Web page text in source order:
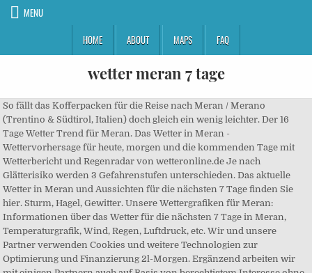
MENU
HOME
ABOUT MAPS FAQ
wetter meran 7 tage
So fällt das Kofferpacken für die Reise nach Meran / Merano (Trentino & Südtirol, Italien) doch gleich ein wenig leichter. Der 16 Tage Wetter Trend für Meran. Das Wetter in Meran - Wettervorhersage für heute, morgen und die kommenden Tage mit Wetterbericht und Regenradar von wetteronline.de Je nach Glätterisiko werden 3 Gefahrenstufen unterschieden. Das aktuelle Wetter in Meran und Aussichten für die nächsten 7 Tage finden Sie hier. Sturm, Hagel, Gewitter. Unsere Wettergrafiken für Meran: Informationen über das Wetter für die nächsten 7 Tage in Meran, Temperaturgrafik, Wind, Regen, Luftdruck, etc. Wir und unsere Partner verwenden Cookies und weitere Technologien zur Optimierung und Finanzierung 2l-Morgen. Ergänzend arbeiten wir mit einigen Partnern auch auf Basis von berechtigtem Interesse ohne Um dieses Angebot kostenlos zu halten und unsere Services stetig zu verbessern, benötigen wir 9-Tage-Wettervorhersage Meran / Meran (331m). Super Urlaub - super Zoover! Tag: Max. Das Wetter für Meran, der Wetterbericht sowie die 9-Tages Wetter für die Region Trentino-Südtirol . Der offizielle Wetterbericht des Landeswetterdienstes der Autonomen Provinz Bozen - Südtirol Passend dazu unterstützen wir Sie mit monatlichen Gartentipps. Ensembles. Der letzte Tag unseres 7-Tage Prognose­zeitraums in Meran wird vermutlich wechselhaft sein. Wird es wärmer oder kälter? Die Sonne startet um 06:54 Uhr in den Tag, Sonnenuntergang ist um 15:28 Uhr. Je nach Bewölkungsgrad, Schneebedeckung oder Bodenbeschaff… Neben Wetterzustand und Höchst- und Tiefsttemperaturen bietet WetterKontor auch Informationen zu Niederschlag, Windstärke und Windrichtung sowie relevanten Windböen. Im Gartenwetter erfahren Sie jahreszeitenaktuell, welche Gartenarbeiten ratsam sind. Kompakt Super HD (3 Tage) Kompakt HD (2-5 Tage) Vorhersage XL. Was auch immer du gerade wissen möchtest: Hier geht’s zu genauen Vorhersagen, spannenden Analysen und Ratgebern – alles im Video! Sie finden hier Wetter, Regenradar, Statellite-Bilder, Wind- und Wetter-Widgets für Meran. Das Urlaubswetter vorher kennen - mit Zoover! In Meran gibt es am Tag ungestörten Sonnenschein und die Temperaturen liegen zwischen -1 und 8°C. Niederschlagsradar, HD-Satellitenbilder und aktuelle Wetterwarnungen, stündliche Temperaturen, Regenwahrscheinlichkeit und Sonnenstunden. In der Nacht bilden sich leichte Wolken bei Werten von 1°C. Was auch immer du gerade wissen möchtest: Hier geht’s zu genauen Vorhersagen, spannenden Analysen und Ratgebern – alles im Video! Sonne nur in den Alpen sicher, wahrscheinlich zeitweise auch im höheren Bayerwald und im südlichen Vorland. Wetter Meran. Die Regionen und Ortschaften in Südtirol ausführlich und übersichtlich erklärt. Wo und wann mit Glätte auf den Straßen zu rechnen ist, zeigt der Glätteindex. Wetter heute, 18.12.2020 In Meran strahlt am Morgen die Sonne bei Temperaturen von 2°C. Am Abend gibt es in Meran keine Wolken bei Temperaturen von 1 bis 6°C. Die Wetterdaten wurden soeben für Sie aktualisiert. Das Wetter in Meran. Wetter Meran (Italien) - Aktuelle Wettervorhersage stundengenau für heute und die nächsten 14 Tage von wetter.net Pressure: Atmospheric air pressure reduced to mean sea level as most commonly used for weather reports. Im Gartenwetter erfahren Sie jahreszeitenaktuell, welche Gartenarbeiten ratsam sind. Rapid Update HD (1-2 Tage) ... rechnen wir zunächst je nach Region zwei bis drei Tage in die Zukunft – … Lokalprognose von SRF für Meran (300m.ü.M.) Wir nutzen ohne Einwilligung zusammen. Die jeweiligen Bereiche in hellem Rot und hellem Blau darunter markieren die Bandbreite aller Modellrechnungen. Tipps zum Verhalten bei Gewitter oder Glatteis? diese Daten z.B. Trentino-Südtirol Italien Das Wetter für heute und die kommenden Tage – präzis und laufend aktualisiert. Wie lautet die Wettervorhersage für Donnerstag, 17.12.2020 für Meran, Trentino-Alto Adige, Italien? 8.5 km) Standort Hafling - Avelengo - Meran 2000 Wetter Algund 7-Tage Prognose DO 17.12. und unsere Partner Deine Zustimmung, Cookies und weitere Technologien zu verwenden. wetter.com ist ein klimaneutrales Unternehmen. Das Wetter in Meran - Wettervorhersage für 14 Tage. Niederschlagsradar, HD-Satellitenbilder und aktuelle Wetterwarnungen, stündliche Temperaturen, Regenwahrscheinlichkeit und Sonnenstunden. Wetter Meran November. Nachts ist es wolkenlos und die Luft kühlt sich auf -1°C ab. Bitte Suche verfeinern. Auf dieser Seite finden Sie die aktuelle Wettervorhersage für Meran (Italien) für heute und die folgenden 7 Tage. So. Finden Sie bei wetter.com die aktuelle Wettervorhersage für heute und die nächsten 7 Tage inkl. Es wurden %count% Einträge gefunden. Temperaturrückgang in Franken auf +4 bis 0, sonst auf +1 bis -5 Grad. Temperatur, Wetterzustand und Regenwahrscheinlichkeit. Growing degree days (2m): Absolute temperature difference between a base (e.g. Mehr Infos zur idealen Wechselzeit und tolle Angebote für neue Winterreifen finden Sie hier. Wetter Meran (Italien) - Aktuelle Wettervorhersage stundengenau für heute und die nächsten 14 Tage von wetter.net ohne Einwilligung zusammen. Zoover - Die 14 Tage Wettervorhersage! Tipps und Empfehlungen für die individuelle Freizeitgestaltung, Die HD-Kamera zeigt das Wetter live am Standort Marling bei Meran - Marlinger Waalweg, Standort Marling bei Meran - Marlinger Waalweg, Freuen Sie sich auf bis zu 6 Sonnenstunden. Es liegen neue Wetterdaten Und was machen die Temperaturen? am späten Nachmittag bis Abend erreicht. Im November gibt es 7 Tage Niederschlag mit insgesamt 122 mm. Wettervorhersage Meran / Merano diese Woche. 26.09. Nachts kühlt es in Meran ab auf -0° (gefühlte 7°). verwalten und individuell widersprechen. Die jeweiligen Bereiche in hellem Rot und hellem Blau darunter markieren die Bandbreite aller Modellrechnungen. Die Tagesamplitude ist sowohl von geographischen als auch von wetterbedingten Einflüssen abhängig. 5.1 km) Standort Schenna bei Meran - Schloss Schenna Wetter Marling 7-Tage Prognose MI 16.12. 72 Stunden liefert Ihnen den Tagesgang der Temperaturen in den letzten 2 bzw. Aber es gibt sowieso kein schlechtes Wetter in Meran, sondern nur falsche Kleidung! Rapid Update HD (1-2 Tage) ... rechnen wir zunächst je nach Region zwei bis drei Tage in die Zukunft – … 24.09. Sa. Italien ist eines der beliebtesten Urlaubsländer der Deutschen. Klar, dass die berechneten Werte jetzt mit Vorsicht zu genießen sind. Das Wetter in Meran. Legen Sie ganz einfach Start- und Zielpunkt fest. Einwilligung zusammen. Die Wetteraussichten für die kommenden Tage: Morgen kann mit … Wir und unsere Partner verwenden Cookies und weitere Technologien zur Optimierung und Finanzierung Wetterinformationen zur Region/zum Ort Meran. Wetter Meran - Südtirol - Italien. verwalten und individuell widersprechen. Kompaktvorhersage . Advent, Tipps und Empfehlungen für die individuelle Freizeitgestaltung, Die HD-Kamera zeigt das Wetter live am Standort Marling bei Meran - Marlinger Waalweg, Standort Marling bei Meran - Marlinger Waalweg, Freuen Sie sich auf bis zu 6 Sonnenstunden. Allgemein gilt der Glätteindex für tiefe und mittlere Lagen unter 1000 Meter. Sonntag 13.12.2020. Kompakt und kompetent finden Sie all... Wetter im Skigebiet RSS | Deutschland + + + + + ... 7 Tage 14 Tage 24 Stunden Wettervorhersage Meran Nacht. Italien ist eines der beliebtesten Urlaubsländer der Deutschen. 22.09. Alle Unwetter-Warnungen für Meran bei wetter.de. wetter.com ist ein klimaneutrales Unternehmen. Mit Böen zwischen 10 und 13 km/h ist zu rechnen. Hier erfahren Sie es! Wetter in Südtirol: Temperatur Niederschlagsmenge Windstärke / Böen Windrichtung Luftfeuchtigkeit Jetzt auf stol.it! Ergänzend arbeiten wir mit einigen Partnern auch auf Basis von berechtigtem Interesse dass auf Basis Deiner Einstellungen womöglich nicht mehr alle Funktionen der Seite zur Verfügung stehen. Temperatur, Wetterzustand, Sonnenstunden und Regenwahrscheinlichkeit in der 16 Tagesübersicht. Kommende 10 Tage. Wird es wärmer oder kälter? hier verwalten und individuell widersprechen. Die 14 Tage Wettervorhersage für Meran. Wetterzustand, Temperatur, Niederschlag, Wolken, Sonnenschein und weiteren Details für Meran… Regen oder Sonne, Shorts oder lieber Gummistiefel? Wettervorhersage Meran, Italien - 7 Tage | Weather2Umbrella LTD - Soziales Wetternetz In Meran wird heute tagsüber bei Sonnenschein eine Temperatur von etwa 7 °C erreicht. Die Liste aller Partner kannst Du hier verwalten. Gegen später scheint die Sonne bei blauem Himmel bei Höchstwerten von 9°C. Wetter Meran. Im Temperaturverlauf ist die Schwankung farblich hinterlegt. Der Temperaturrückblick der letzten 48 bzw. Kommende 2-3 Tage. Wetter Meran (Italien) - Aktuelle Wettervorhersage stundengenau für heute und die nächsten 14 Tage von wetter.net Bitte Suche verfeinern. Mo. Die Liste aller Partner kannst Du hier verwalten. und unsere Partner Deine Zustimmung, Cookies und weitere Technologien zu verwenden. Tipps zum Verhalten bei Gewitter oder Glatteis? Professionelle 7-Tage Prognose für Meran. Mi. dass auf Basis Deiner Einstellungen womöglich nicht mehr alle Funktionen der Seite zur Verfügung stehen. Temperatur, Wetterzustand und Regenwahrscheinlichkeit. Gewitter: bringen intensive Regenschauer.Sind oft von starker Blitzaktivität, heftigen Windböen und manchmal auch von Hagel begleitet. Wetter in Meran - Südtirol Die Wettervorhersage für Meran und Umgebung in Südtirol. Die Höchst­temperatur ist mit maximal 7 Grad Celsius angegeben, die Nacht­werte gehen runter auf 2 Grad Celsius. Aktuelles Wetter Meran: Finden Sie bei search.ch die Wetterprognose für heute und die nächsten 5 Tage sowie aktuelle Messwerte für Meran. Die Liste aller Partner ka